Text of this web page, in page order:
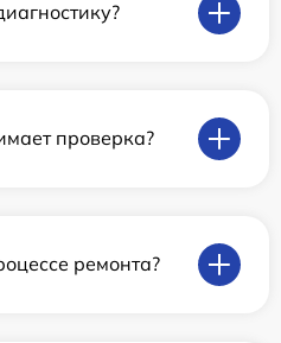
проверка?
ремонта?